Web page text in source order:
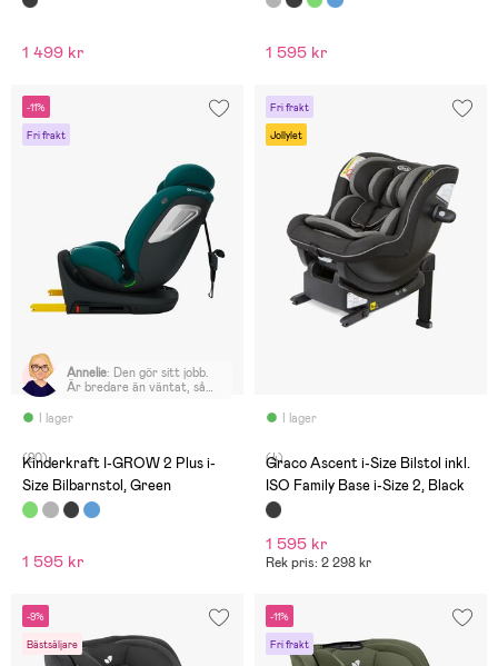
1 499 kr 1 595 kr
-11%
Fri frakt
I lager
Annelie: Den gör sitt jobb.
Är bredare än väntat, så
(20)
Kinderkraft I-GROW 2 Plus i-
Size Bilbarnstol, Green
1 595 kr
Fri frakt
Jollylet
I lager
(4)
Graco Ascent i-Size Bilstol inkl.
ISO Family Base i-Size 2, Black
1 595 kr
Rek pris: 2 298 kr
-9%
Bästsäljare
-11%
Fri frakt